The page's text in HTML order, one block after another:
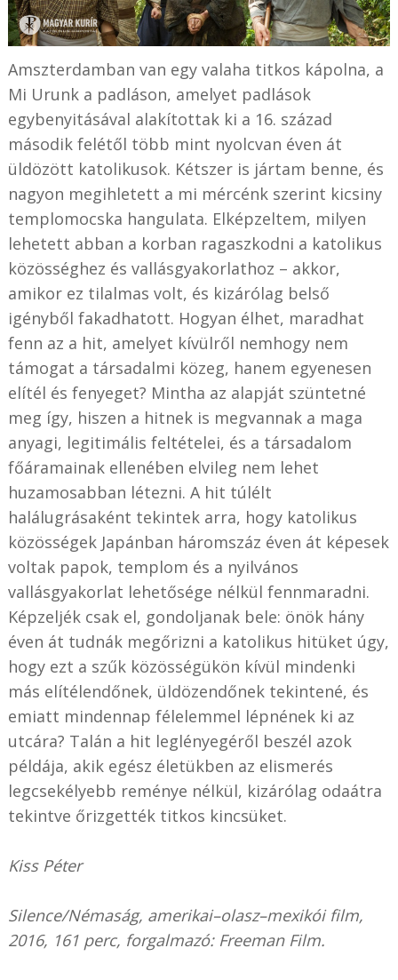
Amszterdamban van egy valaha titkos kápolna, a
Mi Urunk a padláson, amelyet padlások
egybenyitásával alakítottak ki a 16. század
második felétől több mint nyolcvan éven át
üldözött katolikusok. Kétszer is jártam benne, és
nagyon megihletett a mi mércénk szerint kicsiny
templomocska hangulata. Elképzeltem, milyen
lehetett abban a korban ragaszkodni a katolikus
közösséghez és vallásgyakorlathoz – akkor,
amikor ez tilalmas volt, és kizárólag belső
igényből fakadhatott. Hogyan élhet, maradhat
fenn az a hit, amelyet kívülről nemhogy nem
támogat a társadalmi közeg, hanem egyenesen
elítél és fenyeget? Mintha az alapját szüntetné
meg így, hiszen a hitnek is megvannak a maga
anyagi, legitimális feltételei, és a társadalom
főáramainak ellenében elvileg nem lehet
huzamosabban létezni. A hit túlélt
halálugrásaként tekintek arra, hogy katolikus
közösségek Japánban háromszáz éven át képesek
voltak papok, templom és a nyilvános
vallásgyakorlat lehetősége nélkül fennmaradni.
Képzeljék csak el, gondoljanak bele: önök hány
éven át tudnák megőrizni a katolikus hitüket úgy,
hogy ezt a szűk közösségükön kívül mindenki
más elítélendőnek, üldözendőnek tekintené, és
emiatt mindennap félelemmel lépnének ki az
utcára? Talán a hit leglényegéről beszél azok
példája, akik egész életükben az elismerés
legcsekélyebb reménye nélkül, kizárólag odaátra
tekintve őrizgették titkos kincsüket.
Kiss Péter
Silence/Némaság, amerikai–olasz–mexikói film,
2016, 161 perc, forgalmazó: Freeman Film.